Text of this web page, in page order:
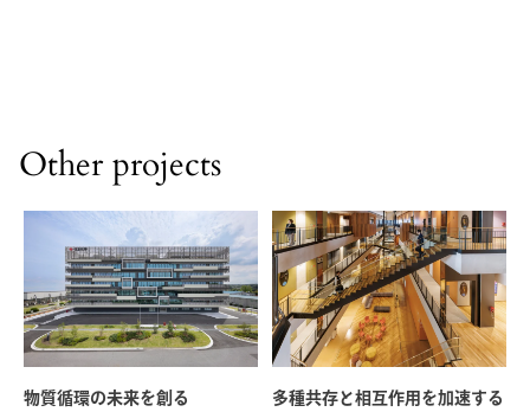
Other projects
物質循環の未来を創る
多種共存と相互作用を加速する